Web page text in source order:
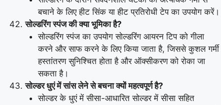
बचाने के लिए हीट सिंक या हीट प्रतिरोधी टेप का उपयोग करें।
सोल्डरिंग स्पंज की क्या भूमिका है?
सोल्डरिंग स्पंज का उपयोग सोल्डरिंग आयरन टिप को गीला
करने और साफ करने के लिए किया जाता है, जिससे कुशल गर्मी
हस्तांतरण सुनिश्चित होता है और ऑक्सीकरण को रोका जा
सकता है।
सोल्डर धुएं में सांस लेने से बचना क्यों महत्वपूर्ण है?
सोल्डर के धुएं में सीसा-आधारित सोल्डर में सीसा सहित